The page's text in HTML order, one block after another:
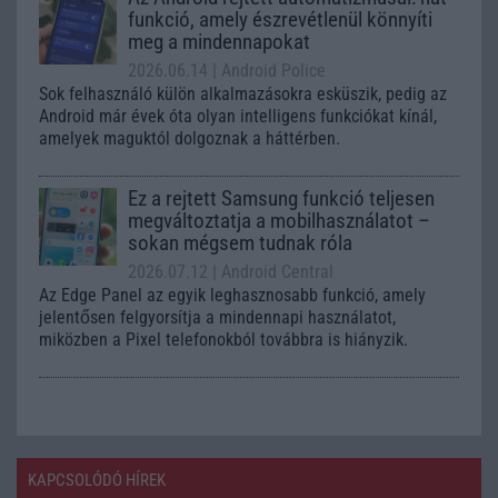
funkció, amely észrevétlenül könnyíti
meg a mindennapokat
2026.06.14
| Android Police
Sok felhasználó külön alkalmazásokra esküszik, pedig az
Android már évek óta olyan intelligens funkciókat kínál,
amelyek maguktól dolgoznak a háttérben.
Ez a rejtett Samsung funkció teljesen
megváltoztatja a mobilhasználatot –
sokan mégsem tudnak róla
2026.07.12
| Android Central
Az Edge Panel az egyik leghasznosabb funkció, amely
jelentősen felgyorsítja a mindennapi használatot,
miközben a Pixel telefonokból továbbra is hiányzik.
KAPCSOLÓDÓ HÍREK